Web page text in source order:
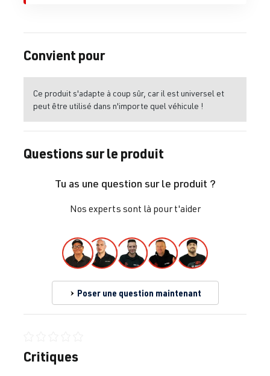
Convient pour
Ce produit s'adapte à coup sûr, car il est universel et
peut être utilisé dans n'importe quel véhicule !
Questions sur le produit
Tu as une question sur le produit ?
Nos experts sont là pour t'aider
Poser une question maintenant
Note moyenne de 0 sur 5 étoiles
Critiques